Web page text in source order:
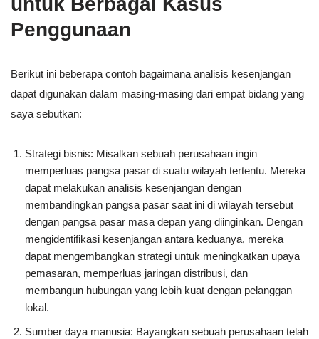
Penggunaan
Berikut ini beberapa contoh bagaimana analisis kesenjangan
dapat digunakan dalam masing-masing dari empat bidang yang
saya sebutkan:
Strategi bisnis: Misalkan sebuah perusahaan ingin
memperluas pangsa pasar di suatu wilayah tertentu. Mereka
dapat melakukan analisis kesenjangan dengan
membandingkan pangsa pasar saat ini di wilayah tersebut
dengan pangsa pasar masa depan yang diinginkan. Dengan
mengidentifikasi kesenjangan antara keduanya, mereka
dapat mengembangkan strategi untuk meningkatkan upaya
pemasaran, memperluas jaringan distribusi, dan
membangun hubungan yang lebih kuat dengan pelanggan
lokal.
Sumber daya manusia: Bayangkan sebuah perusahaan telah